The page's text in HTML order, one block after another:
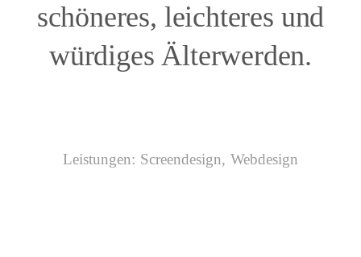
schöneres, leichteres und
würdiges Älterwerden.
Leistungen: Screendesign, Webdesign